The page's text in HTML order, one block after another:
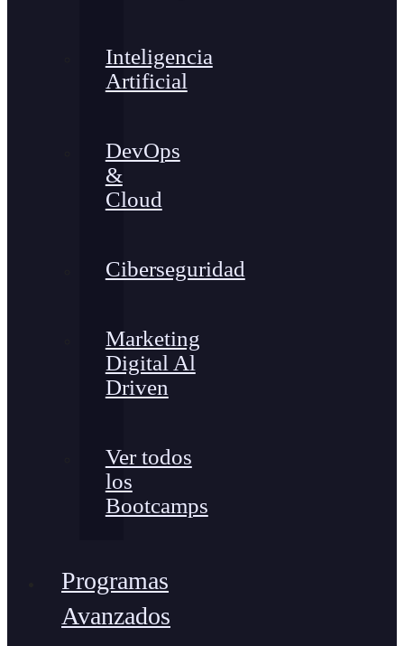
Inteligencia
Artificial
DevOps
&
Cloud
Ciberseguridad
Marketing
Digital Al
Driven
Ver todos
los
Bootcamps
Programas
Avanzados